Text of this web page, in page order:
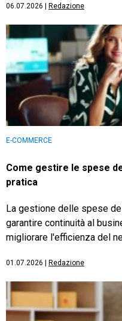
06.07.2026 Redazione
E-COMMERCE
Come gestire le spese
pratica
La gestione delle spese
garantire continuità al
migliorare l'efficienza del
01.07.2026 Redazione